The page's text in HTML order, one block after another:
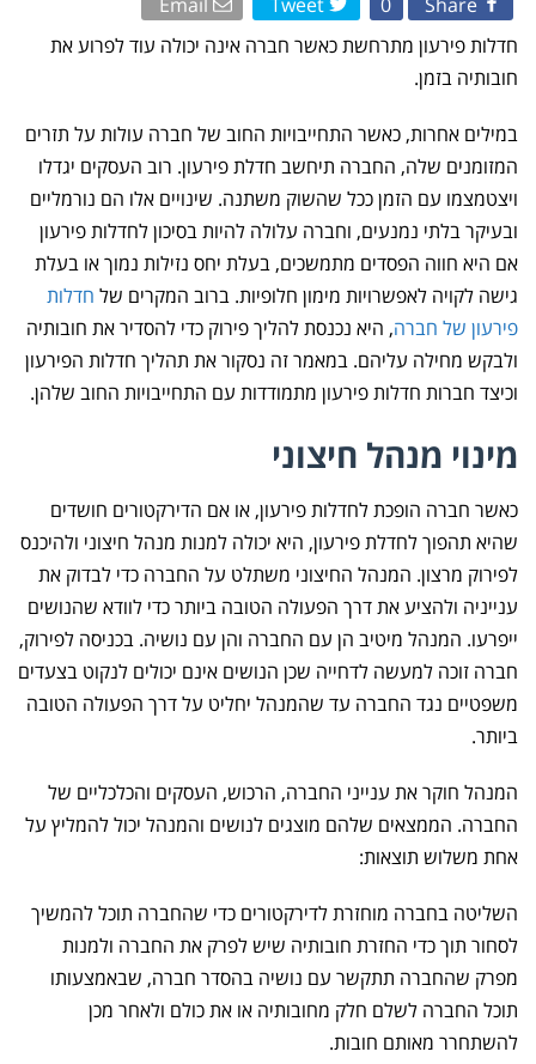
פירעון?
חדלות פירעון מתרחשת כאשר חברה אינה יכולה עוד לפרוע את
חובותיה בזמן.
במילים אחרות, כאשר התחייבויות החוב של חברה עולות על תזרים
המזומנים שלה, החברה תיחשב חדלת פירעון. רוב העסקים יגדלו
ויצטמצמו עם הזמן ככל שהשוק משתנה. שינויים אלו הם נורמליים
ובעיקר בלתי נמנעים, וחברה עלולה להיות בסיכון לחדלות פירעון
אם היא חווה הפסדים מתמשכים, בעלת יחס נזילות נמוך או בעלת
גישה לקויה לאפשרויות מימון חלופיות. ברוב המקרים של חדלות
פירעון של חברה, היא נכנסת להליך פירוק כדי להסדיר את חובותיה
ולבקש מחילה עליהם. במאמר זה נסקור את תהליך חדלות הפירעון
וכיצד חברות חדלות פירעון מתמודדות עם התחייבויות החוב שלהן.
מינוי מנהל חיצוני
כאשר חברה הופכת לחדלות פירעון, או אם הדירקטורים חושדים
שהיא תהפוך לחדלת פירעון, היא יכולה למנות מנהל חיצוני ולהיכנס
לפירוק מרצון. המנהל החיצוני משתלט על החברה כדי לבדוק את
ענייניה ולהציע את דרך הפעולה הטובה ביותר כדי לוודא שהנושים
ייפרעו. המנהל מיטיב הן עם החברה והן עם נושיה. בכניסה לפירוק,
חברה זוכה למעשה לדחייה שכן הנושים אינם יכולים לנקוט בצעדים
משפטיים נגד החברה עד שהמנהל יחליט על דרך הפעולה הטובה
ביותר.
המנהל חוקר את ענייני החברה, הרכוש, העסקים והכלכליים של
החברה. הממצאים שלהם מוצגים לנושים והמנהל יכול להמליץ על
אחת משלוש תוצאות:
השליטה בחברה מוחזרת לדירקטורים כדי שהחברה תוכל להמשיך
לסחור תוך כדי החזרת חובותיה שיש לפרק את החברה ולמנות
מפרק שהחברה תתקשר עם נושיה בהסדר חברה, שבאמצעותו
תוכל החברה לשלם חלק מחובותיה או את כולם ולאחר מכן
להשתחרר מאותם חובות.